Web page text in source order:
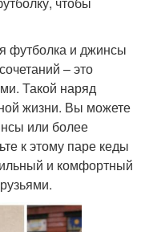
футболка и джинсы
– это
Такой наряд
жизни. Вы можете
или более
к этому паре кеды
и комфортный